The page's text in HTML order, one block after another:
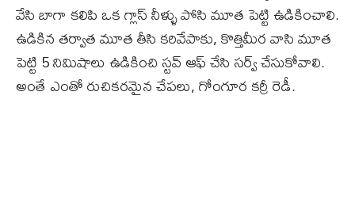
వేసి బాగా కలిపి ఒక గ్లాస్ నీళ్ళు పోసి మూత పెట్టి ఉడికించాలి.
ఉడికిన తర్వాత మూత తీసి కరివేపాకు, కొత్తిమీర వాసి మూత
పెట్టి 5 నిమిషాలు ఉడికించి స్టవ్ ఆఫ్ చేసి సర్వ్ చేసుకోవాలి.
అంతే ఎంతో రుచికరమైన చేపలు, గోంగూర కర్రీ రెడీ.